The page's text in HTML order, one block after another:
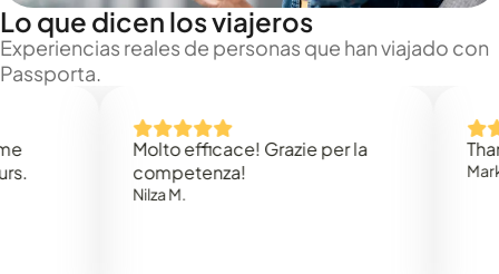
Lo que dicen los viajeros
Experiencias reales de personas que han viajado con
Passporta.
Molto efficace! Grazie per la
competenza!
Nilza M.
Thank
Mark N.